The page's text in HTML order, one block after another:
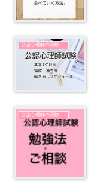
公認心理師の受験勉強
公認心理師の受験勉強